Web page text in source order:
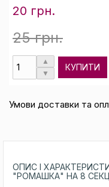
20 грн.
25 грн.
КУПИТИ
Умови доставки та
ОПИС І
"РОМАШКА" НА 8